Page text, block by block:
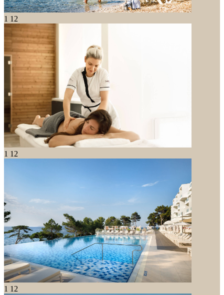
1 12
1 12
1 12